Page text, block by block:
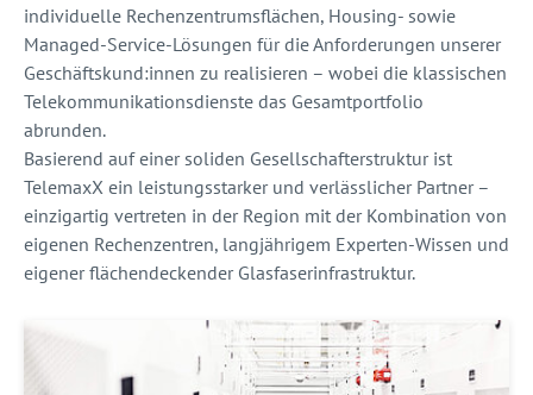
individuelle Rechenzentrumsflächen, Housing- sowie
Managed-Service-Lösungen für die Anforderungen unserer
Geschäftskund:innen zu realisieren – wobei die klassischen
Telekommunikationsdienste das Gesamtportfolio
abrunden.
Basierend auf einer soliden Gesellschafterstruktur ist
TelemaxX ein leistungsstarker und verlässlicher Partner –
einzigartig vertreten in der Region mit der Kombination von
eigenen Rechenzentren, langjährigem Experten-Wissen und
eigener flächendeckender Glasfaserinfrastruktur.